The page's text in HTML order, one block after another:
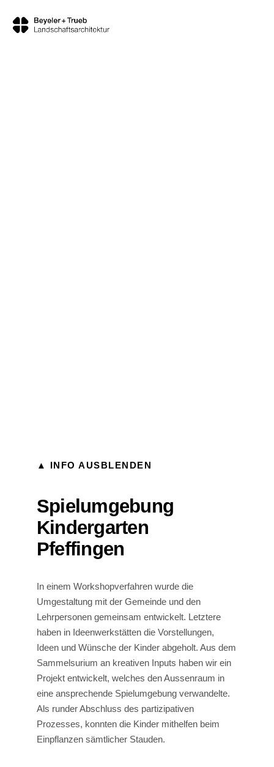
▲ INFO AUSBLENDEN
Spielumgebung
Kindergarten
Pfeffingen
In einem Workshopverfahren wurde die
Umgestaltung mit der Gemeinde und den
Lehrpersonen gemeinsam entwickelt. Letztere
haben in Ideenwerkstätten die Vorstellungen,
Ideen und Wünsche der Kinder abgeholt. Aus dem
Sammelsurium an kreativen Inputs haben wir ein
Projekt entwickelt, welches den Aussenraum in
eine ansprechende Spielumgebung verwandelte.
Als runder Abschluss des partizipativen
Prozesses, konnten die Kinder mithelfen beim
Einpflanzen sämtlicher Stauden.